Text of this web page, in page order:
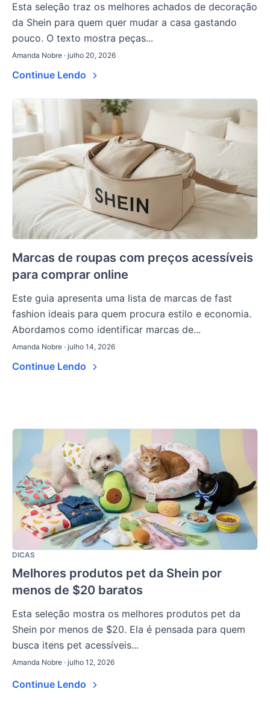
Esta seleção traz os melhores achados de decoração
da Shein para quem quer mudar a casa gastando
pouco. O texto mostra peças...
Amanda Nobre · julho 20, 2026
Continue Lendo
Marcas de roupas com preços acessíveis
para comprar online
Este guia apresenta uma lista de marcas de fast
fashion ideais para quem procura estilo e economia.
Abordamos como identificar marcas de...
Amanda Nobre · julho 14, 2026
Continue Lendo
DICAS
Melhores produtos pet da Shein por
menos de $20 baratos
Esta seleção mostra os melhores produtos pet da
Shein por menos de $20. Ela é pensada para quem
busca itens pet acessíveis...
Amanda Nobre · julho 12, 2026
Continue Lendo